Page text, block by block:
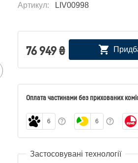
Артикул: LIV00998
76 949₴
Оплата частинами без прихованих
6 6
Застосовувані технології